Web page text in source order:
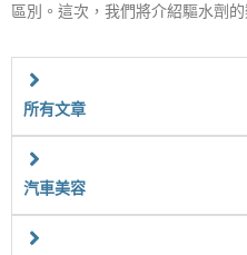
區別。這次，我們將介紹驅水劑
所有文章
汽車美容